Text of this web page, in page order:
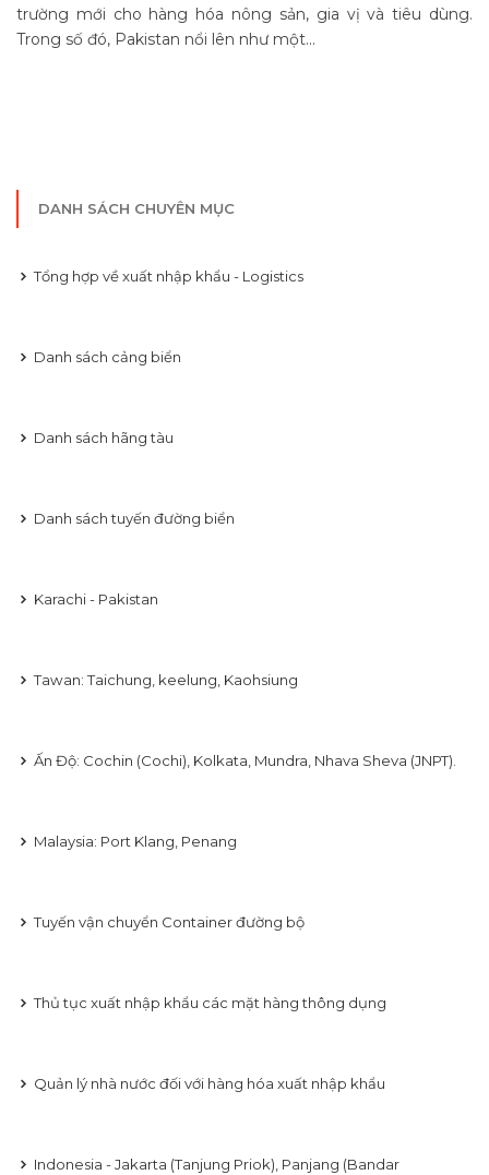
trường mới cho hàng hóa nông sản, gia vị và tiêu dùng.
Trong số đó, Pakistan nổi lên như một...
DANH SÁCH CHUYÊN MỤC
Tổng hợp về xuất nhập khẩu - Logistics
Danh sách cảng biển
Danh sách hãng tàu
Danh sách tuyến đường biển
Karachi - Pakistan
Tawan: Taichung, keelung, Kaohsiung
Ấn Độ: Cochin (Cochi), Kolkata, Mundra, Nhava Sheva (JNPT).
Malaysia: Port Klang, Penang
Tuyến vận chuyển Container đường bộ
Thủ tục xuất nhập khẩu các mặt hàng thông dụng
Quản lý nhà nước đối với hàng hóa xuất nhập khẩu
Indonesia - Jakarta (Tanjung Priok), Panjang (Bandar